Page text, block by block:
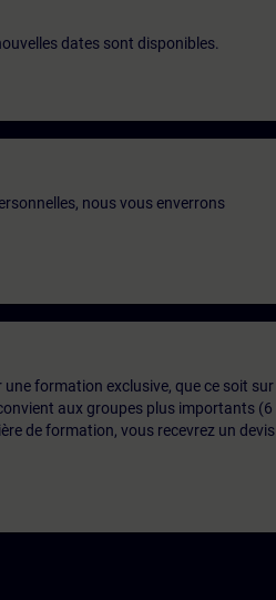
dates sont disponibles.
nous vous enverrons
formation exclusive, que ce soit sur
aux groupes plus importants (6
de formation, vous recevrez un devis